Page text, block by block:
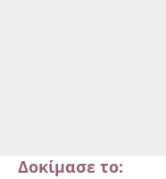
Δοκίμασε το: